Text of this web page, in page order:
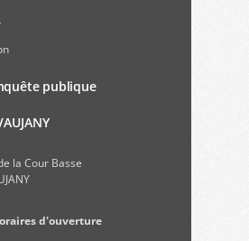
publique
la Cour Basse
d'ouverture